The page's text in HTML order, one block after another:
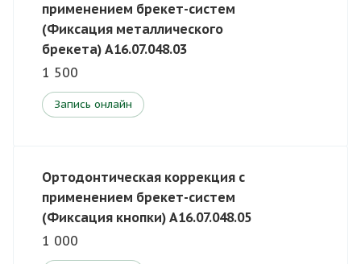
применением брекет-систем
(Фиксация металлического
брекета) A16.07.048.03
1 500
Запись онлайн
Ортодонтическая коррекция с
применением брекет-систем
(Фиксация кнопки) A16.07.048.05
1 000